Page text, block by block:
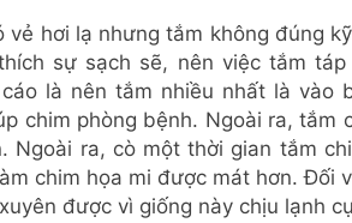
vẻ hơi lạ nhưng tắm không đúng
sự sạch sẽ, nên việc tắm
là nên tắm nhiều nhất là vào
chim phòng bệnh. Ngoài ra,
Ngoài ra, cò một thời gian tắm
chim họa mi được mát hơn. Đối
được vì giống này chịu lạnh